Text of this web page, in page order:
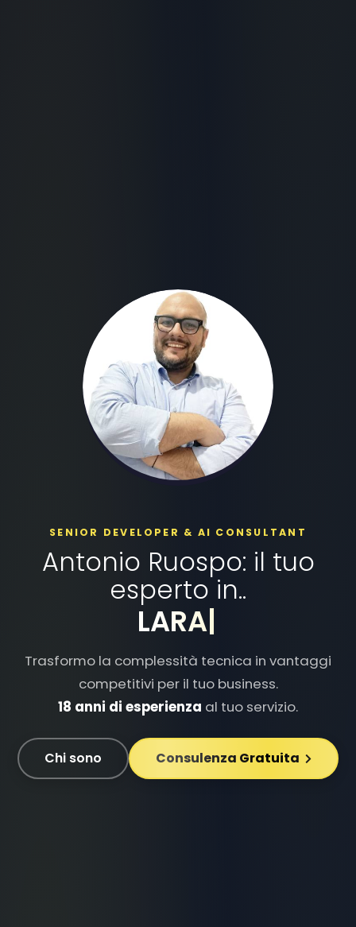
SENIOR DEVELOPER & AI CONSULTANT
Antonio Ruospo: il tuo
esperto in..
DOCKER
Trasformo la complessità tecnica in vantaggi
competitivi per il tuo business.
18 anni di esperienza al tuo servizio.
Chi sono Consulenza Gratuita